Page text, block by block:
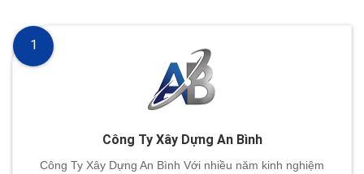
Công Ty Xây Dựng An Bình
Công Ty Xây Dựng An Bình Với nhiều năm kinh nghiệm
1